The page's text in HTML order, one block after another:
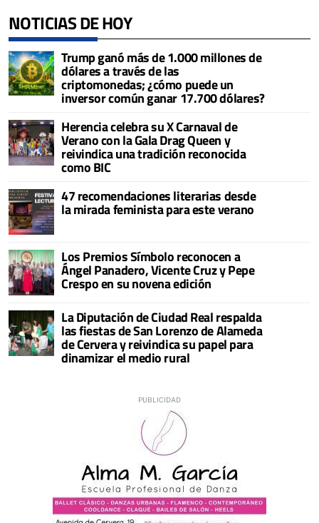
NOTICIAS DE HOY
Trump ganó más de 1.000 millones de
dólares a través de las
criptomonedas; ¿cómo puede un
inversor común ganar 17.700 dólares?
Herencia celebra su X Carnaval de
Verano con la Gala Drag Queen y
reivindica una tradición reconocida
como BIC
47 recomendaciones literarias desde
la mirada feminista para este verano
Los Premios Símbolo reconocen a
Ángel Panadero, Vicente Cruz y Pepe
Crespo en su novena edición
La Diputación de Ciudad Real respalda
las fiestas de San Lorenzo de Alameda
de Cervera y reivindica su papel para
dinamizar el medio rural